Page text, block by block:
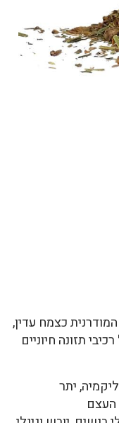
כצמח עדין,
תזונה חיוניים
יתר
העצם